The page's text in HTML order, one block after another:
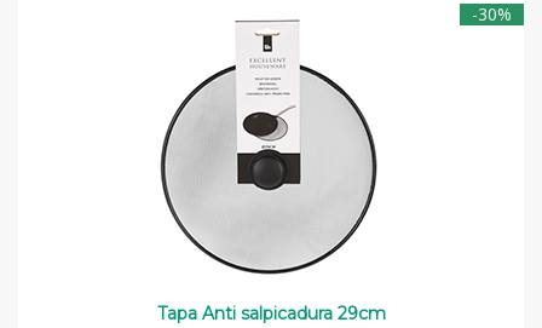
-30%
Tapa Anti salpicadura 29cm